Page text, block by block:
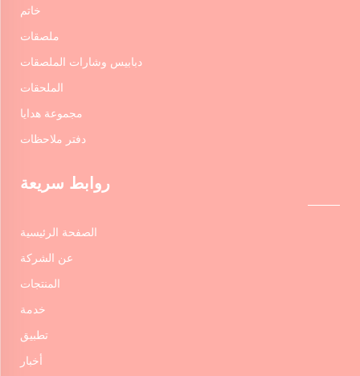
خاتم
ملصقات
دبابيس وشارات الملصقات
الملحقات
مجموعة هدايا
دفتر ملاحظات
روابط سريعة
الصفحة الرئيسية
عن الشركة
المنتجات
خدمة
تطبيق
أخبار